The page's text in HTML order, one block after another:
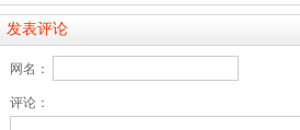
发表评论
网名：
评论：